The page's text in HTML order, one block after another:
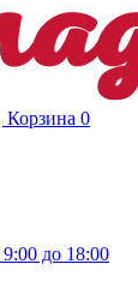
Корзина 0
до 18:00